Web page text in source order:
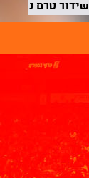
שידור טרם נקבע